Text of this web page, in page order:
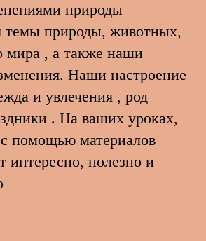
природы
темы природы, животных,
мира , а также наши
Наши настроение
и увлечения , род
. На ваших уроках,
помощью материалов
интересно, полезно и